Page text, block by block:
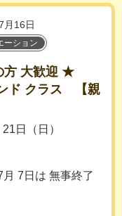
月16日
ーション
大歓迎 ★
ド クラス 【親
日（日）
事終了